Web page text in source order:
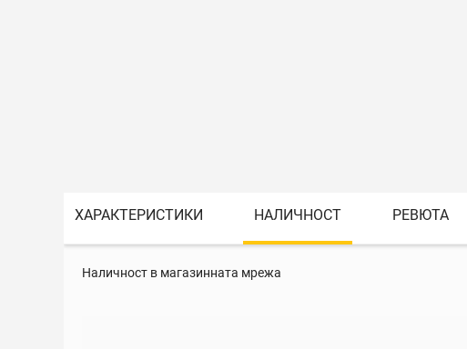
ХАРАКТЕРИСТИКИ НАЛИЧНОСТ РЕВЮТА
Наличност в магазинната мрежа